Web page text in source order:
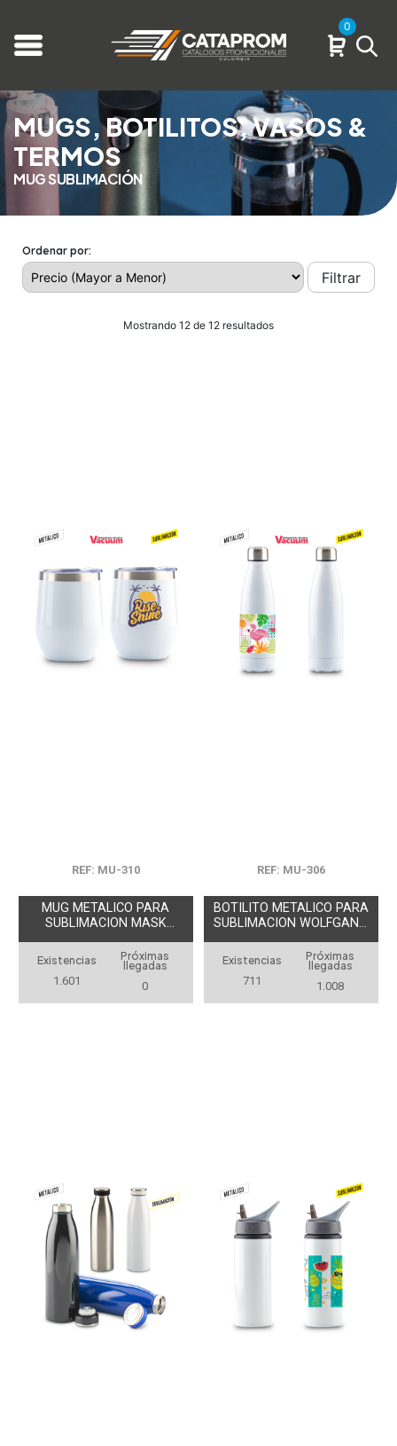
0
MUGS, BOTILITOS, VASOS &
TERMOS
MUG SUBLIMACIÓN
Ordenar por:
Filtrar
Mostrando 12 de 12 resultados
REF: MU-310
MUG METALICO PARA
SUBLIMACION MASK
Existencias
1.601
Próximas
llegadas
0
REF: MU-306
BOTILITO METALICO PARA
SUBLIMACION WOLFGANG
Existencias
711
Próximas
llegadas
1.008